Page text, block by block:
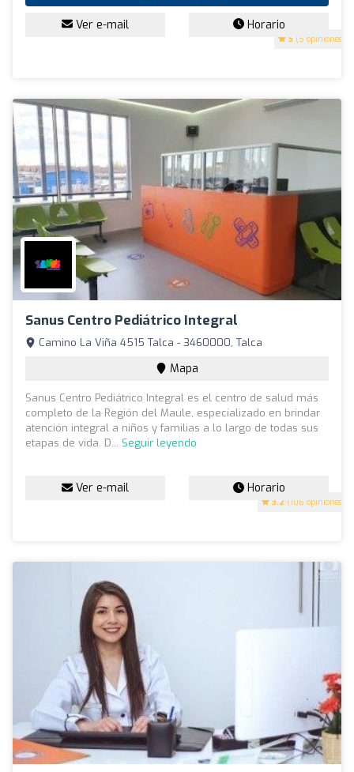
5 (5 opiniones)
Ver e-mail Horario
Sanus Centro Pediátrico Integral
3.2 (106 opiniones)
Camino La Viña 4515 Talca - 3460000, Talca
Mapa
Sanus Centro Pediátrico Integral es el centro de salud más
completo de la Región del Maule, especializado en brindar
atención integral a niños y familias a lo largo de todas sus
etapas de vida. D... Seguir leyendo
Ver e-mail Horario